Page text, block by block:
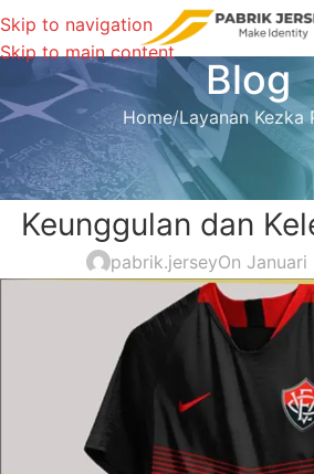
Skip to navigation
Skip to main content
Blog
Home Layanan Kezka
LAYANAN KEZKA
Layanan
Keunggulan dan
pabrik.jerseyOn Januari